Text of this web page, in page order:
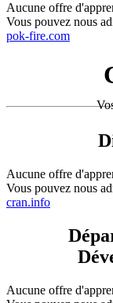
Aucune offre
Vous pouvez nous
pok-fire.com
Aucune offre
Vous pouvez nous
cran.info
Aucune offre